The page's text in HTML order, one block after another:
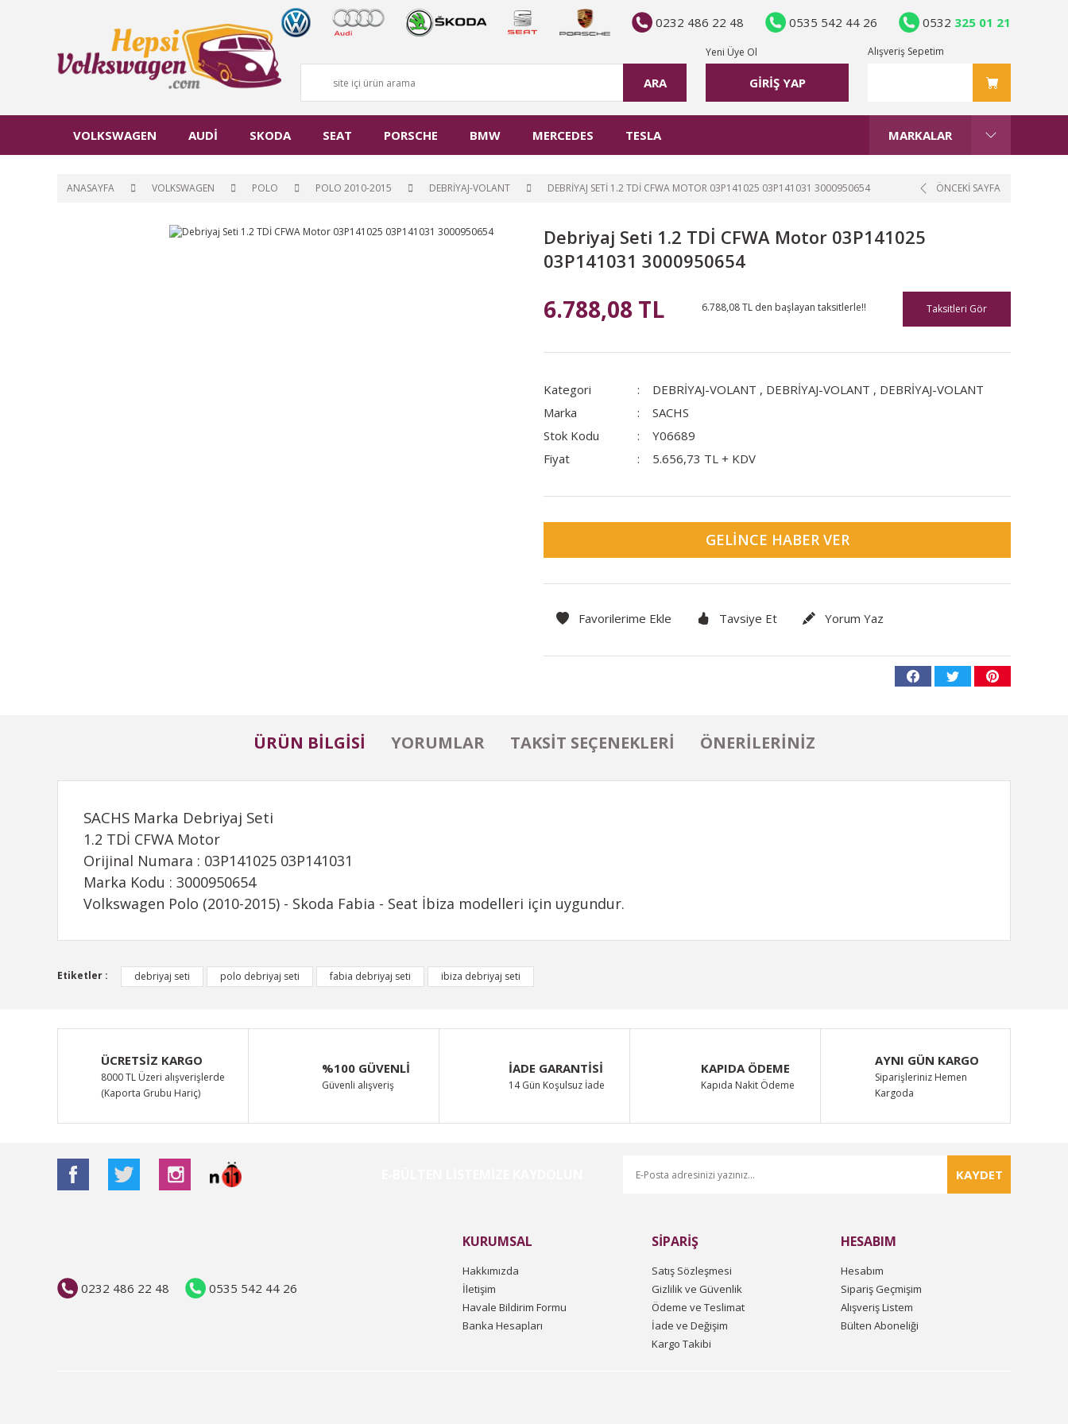
ARA GİRİŞ YAP
Yeni Üye Ol Alışveriş Sepetim
0232 486 22 48 0535 542 44 26 0532 325 01 21
VOLKSWAGEN AUDİ SKODA SEAT PORSCHE BMW MERCEDES TESLA MARKALAR
ANASAYFA VOLKSWAGEN POLO POLO 2010-2015 DEBRİYAJ-VOLANT DEBRIYAJ SETI 1.2 TDİ CFWA MOTOR 03P141025 03P141031 3000950654 ÖNCEKİ SAYFA
Debriyaj Seti 1.2 TDİ CFWA Motor 03P141025
03P141031 3000950654
6.788,08 TL 6.788,08 TL den başlayan taksitlerle!! Taksitleri Gör
Kategori DEBRİYAJ-VOLANT , DEBRİYAJ-VOLANT , DEBRİYAJ-VOLANT
Marka
SACHS
Stok Kodu
Y06689
Fiyat
5.656,73 TL + KDV
GELINCE HABER VER
Tavsiye Et Yorum Yaz
ÜRÜN BILGISI YORUMLAR TAKSIT SEÇENEKLERI ÖNERILERINIZ
SACHS Marka Debriyaj Seti
1.2 TDİ CFWA Motor
Orijinal Numara : 03P141025 03P141031
Marka Kodu : 3000950654
Volkswagen Polo (2010-2015) - Skoda Fabia - Seat İbiza modelleri için uygundur.
Bu ürünün fiyat bilgisi, resim, ürün açıklamalarında ve diğer konularda yetersiz gördüğünüz noktaları öneri formunu kullanarak tarafımıza iletebilirsiniz.
Görüş ve önerileriniz için teşekkür ederiz.
Ürün resmi kalitesiz, bozuk veya görüntülenemiyor.
Ürün açıklamasında eksik bilgiler bulunuyor.
Ürün bilgilerinde hatalar bulunuyor.
Ürün fiyatı diğer sitelerden daha pahalı.
Etiketler : debriyaj seti polo debriyaj seti fabia debriyaj seti ibiza debriyaj seti
ÜCRETSİZ KARGO
8000 TL Üzeri alışverişlerde
(Kaporta Grubu Hariç)
%100 GÜVENLİ
Güvenli alışveriş
İADE GARANTİSİ
14 Gün Koşulsuz İade
KAPIDA ÖDEME
Kapıda Nakit Ödeme
AYNI GÜN KARGO
Siparişleriniz Hemen
Kargoda
KAYDET
0232 486 22 48 0535 542 44 26
KURUMSAL
Hakkımızda
İletişim
Havale Bildirim Formu
Banka Hesapları
SİPARİŞ
Satış Sözleşmesi
Gizlilik ve Güvenlik
Ödeme ve Teslimat
İade ve Değişim
Kargo Takibi
HESABIM
Hesabım
Sipariş Geçmişim
Alışveriş Listem
Bülten Aboneliği